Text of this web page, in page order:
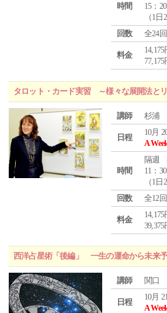
時間
15：
（1日
回数
全24回
料金
タロット・カード実習 ～様々な展開法と
講師 杉浦
日程
10月
A
時間
隔週
11：
（1日
回数
全12回
料金
西洋占星術「後編」 一生の運命から未来
講師 関口
日程
10月
A